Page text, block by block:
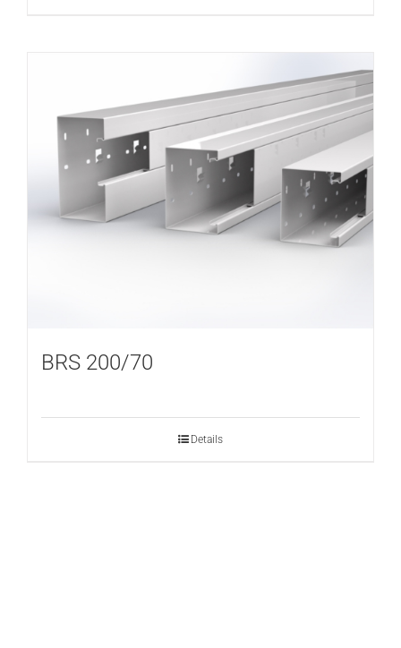
BRS 200/70
Details